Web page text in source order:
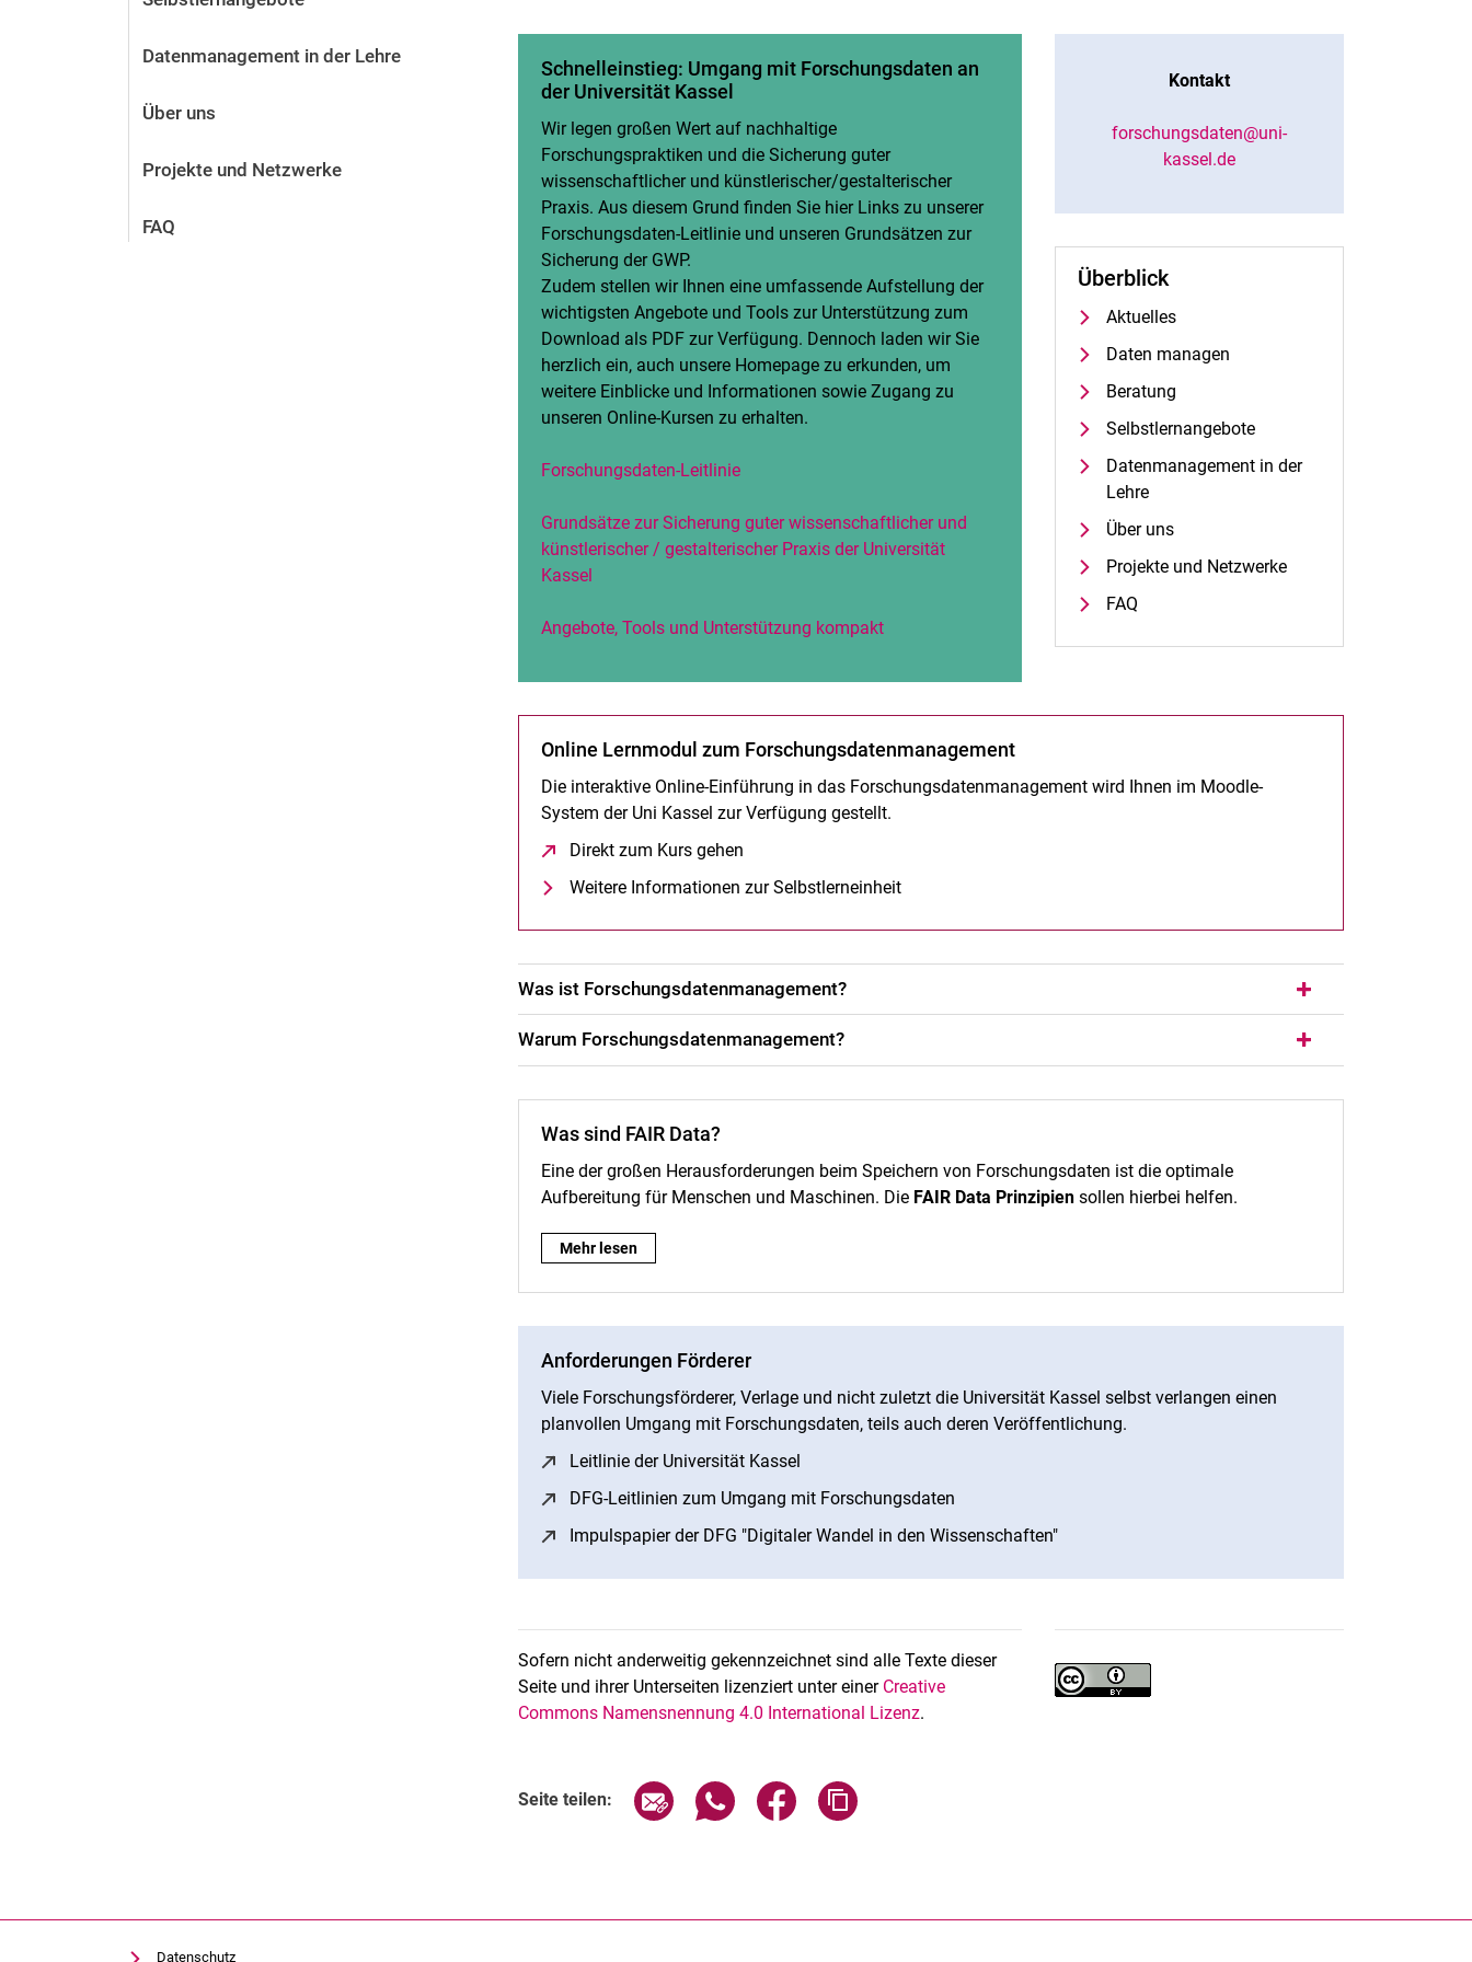
Datenmanagement in der Lehre
Über uns
Projekte und Netzwerke
FAQ
Schnelleinstieg: Umgang mit Forschungsdaten an
der Universität Kassel
Wir legen großen Wert auf nachhaltige
Forschungspraktiken und die Sicherung guter
wissenschaftlicher und künstlerischer/gestalterischer
Praxis. Aus diesem Grund finden Sie hier Links zu unserer
Forschungsdaten-Leitlinie und unseren Grundsätzen zur
Sicherung der GWP.
Zudem stellen wir Ihnen eine umfassende Aufstellung der
wichtigsten Angebote und Tools zur Unterstützung zum
Download als PDF zur Verfügung. Dennoch laden wir Sie
herzlich ein, auch unsere Homepage zu erkunden, um
weitere Einblicke und Informationen sowie Zugang zu
unseren Online-Kursen zu erhalten.
Forschungsdaten-Leitlinie
Grundsätze zur Sicherung guter wissenschaftlicher und
künstlerischer / gestalterischer Praxis der Universität
Kassel
Angebote, Tools und Unterstützung kompakt
Kontakt
forschungsdaten@uni-
kassel.de
Überblick
Aktuelles
Daten managen
Beratung
Selbstlernangebote
Datenmanagement in der
Lehre
Über uns
Projekte und Netzwerke
FAQ
Online Lernmodul zum Forschungsdatenmanagement
Die interaktive Online-Einführung in das Forschungsdatenmanagement wird Ihnen im Moodle-
System der Uni Kassel zur Verfügung gestellt.
Direkt zum Kurs gehen
Weitere Informationen zur Selbstlerneinheit
Was ist Forschungsdatenmanagement?
Warum Forschungsdatenmanagement?
Was sind FAIR Data?
Eine der großen Herausforderungen beim Speichern von Forschungsdaten ist die optimale
Aufbereitung für Menschen und Maschinen. Die FAIR Data Prinzipien sollen hierbei helfen.
Was sind FAIR Data?:
Mehr lesen
Anforderungen Förderer
Viele Forschungsförderer, Verlage und nicht zuletzt die Universität Kassel selbst verlangen einen
planvollen Umgang mit Forschungsdaten, teils auch deren Veröffentlichung.
Leitlinie der Universität Kassel
DFG-Leitlinien zum Umgang mit Forschungsdaten
Impulspapier der DFG "Digitaler Wandel in den Wissenschaften"
Sofern nicht anderweitig gekennzeichnet sind alle Texte dieser
Seite und ihrer Unterseiten lizenziert unter einer Creative
Commons Namensnennung 4.0 International Lizenz.
Seite teilen: Seite über E-Mail teilen
Seite über WhatsApp teilen (externer Link, öffnet neues Fenster)
Seite über Facebook teilen (externer Link, öffnet neues Fenster)
Datenschutz